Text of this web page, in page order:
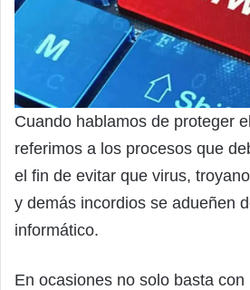
Cuando hablamos de proteger
referimos a los procesos que
el fin de evitar que virus,
y demás incordios se adueñen
informático.
En ocasiones no solo basta con